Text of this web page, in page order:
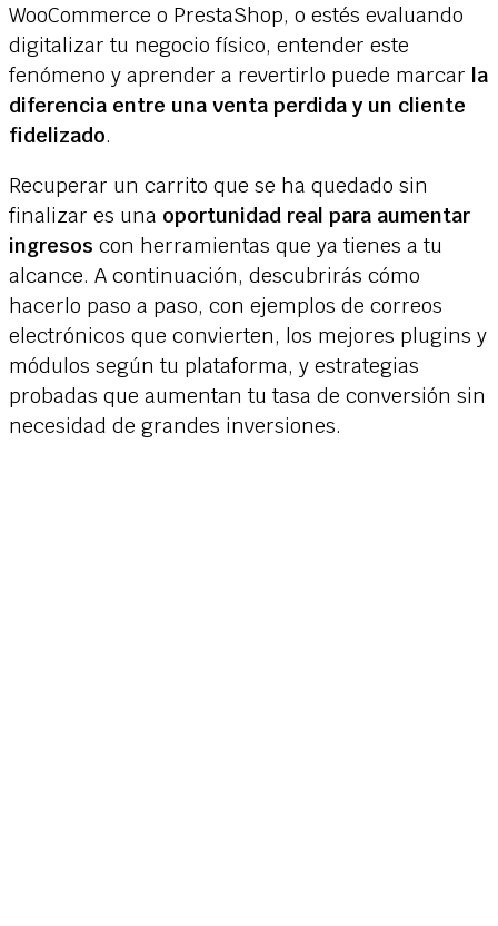
WooCommerce o PrestaShop, o estés evaluando
digitalizar tu negocio físico, entender este
fenómeno y aprender a revertirlo puede marcar la
diferencia entre una venta perdida y un cliente
fidelizado.
Recuperar un carrito que se ha quedado sin
finalizar es una oportunidad real para aumentar
ingresos con herramientas que ya tienes a tu
alcance. A continuación, descubrirás cómo
hacerlo paso a paso, con ejemplos de correos
electrónicos que convierten, los mejores plugins y
módulos según tu plataforma, y estrategias
probadas que aumentan tu tasa de conversión sin
necesidad de grandes inversiones.